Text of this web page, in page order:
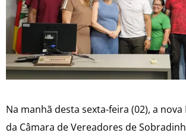
Na manhã desta sexta-feira (02), a
da Câmara de Vereadores de